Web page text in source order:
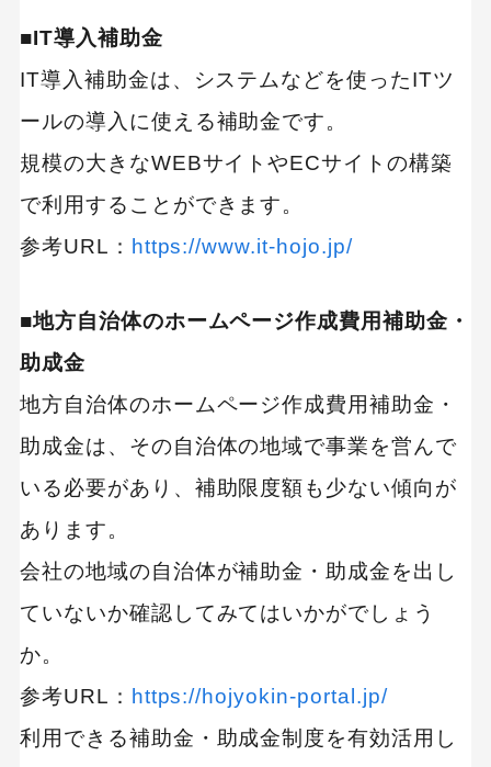
■IT導入補助金
IT導入補助金は、システムなどを使ったITツ
ールの導入に使える補助金です。
規模の大きなWEBサイトやECサイトの構築
で利用することができます。
参考URL： https://www.it-hojo.jp/
■地方自治体のホームページ作成費用補助金・
助成金
地方自治体のホームページ作成費用補助金・
助成金は、その自治体の地域で事業を営んで
いる必要があり、補助限度額も少ない傾向が
あります。
会社の地域の自治体が補助金・助成金を出し
ていないか確認してみてはいかがでしょう
か。
参考URL： https://hojyokin-portal.jp/
利用できる補助金・助成金制度を有効活用し